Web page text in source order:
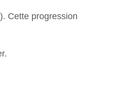
Cette progression